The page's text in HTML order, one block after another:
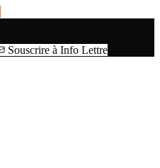
Souscrire à Info Lettre